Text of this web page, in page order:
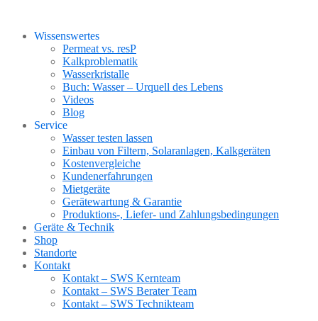
Wissenswertes
Permeat vs. resP
Kalkproblematik
Wasserkristalle
Buch: Wasser – Urquell des Lebens
Videos
Blog
Service
Wasser testen lassen
Einbau von Filtern, Solaranlagen, Kalkgeräten
Kostenvergleiche
Kundenerfahrungen
Mietgeräte
Gerätewartung & Garantie
Produktions-, Liefer- und Zahlungsbedingungen
Geräte & Technik
Shop
Standorte
Kontakt
Kontakt – SWS Kernteam
Kontakt – SWS Berater Team
Kontakt – SWS Technikteam